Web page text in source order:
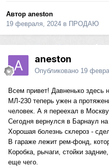
Автор aneston
19 февраля, 2024 в ПРОДАЮ
aneston
Опубликовано 19
Всем привет! Давненько
МЛ-230 теперь ужен а
человек. А я переехал в
Сегодня вернулся в Барнаул
Хорошая болезнь склероз -
В гараже лежит рем-фонд,
Коробка, рычаги, стойки
еще чего.